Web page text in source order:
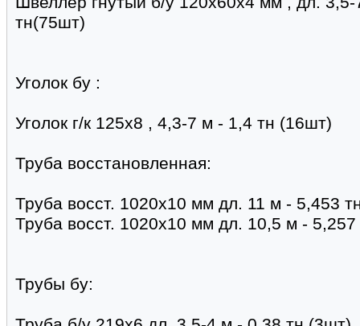
тн(75шт)
Уголок бу :
Уголок г/к 125х8 , 4,3-7 м - 1,4 тн (16шт)
Труба восстановленная:
Труба восст. 1020х10 мм дл. 11 м - 5,453
Труба восст. 1020х10 мм дл. 10,5 м -
Трубы бу: